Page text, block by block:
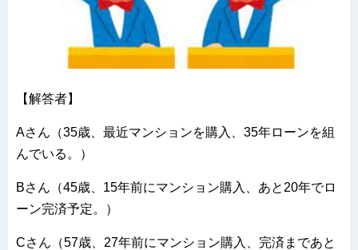
【解答者】
Aさん（35歳、最近マンションを購入、35年ローンを組
んでいる。）
Bさん（45歳、15年前にマンション購入、あと20年でロ
ーン完済予定。）
Cさん（57歳、27年前にマンション購入、完済まであと